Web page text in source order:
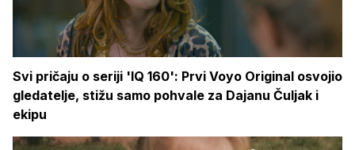
Svi pričaju o seriji 'IQ 160': Prvi Voyo Original osvojio
gledatelje, stižu samo pohvale za Dajanu Čuljak i
ekipu